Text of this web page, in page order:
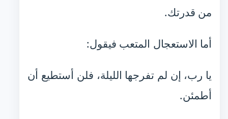
من قدرتك.
أما الاستعجال المتعب فيقول:
يا رب، إن لم تفرجها الليلة، فلن أستطيع أن
أطمئن.